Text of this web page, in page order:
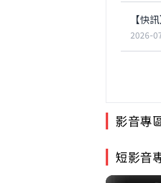
【快
2026-
影音專
短影音